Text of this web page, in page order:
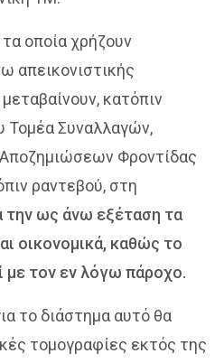
οποία χρήζουν
απεικονιστικής
κατόπιν
Τομέα Συναλλαγών,
Φροντίδας
ραντεβού, στη
την ως άνω εξέταση τα
οικονομικά, καθώς το
με τον εν λόγω πάροχο.
το διάστημα αυτό θα
τομογραφίες εκτός της